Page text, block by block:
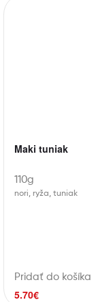
Maki tuniak
110g
nori, ryža, tuniak
Pridať do košíka
5.70€